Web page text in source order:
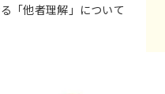
「他者理解」について